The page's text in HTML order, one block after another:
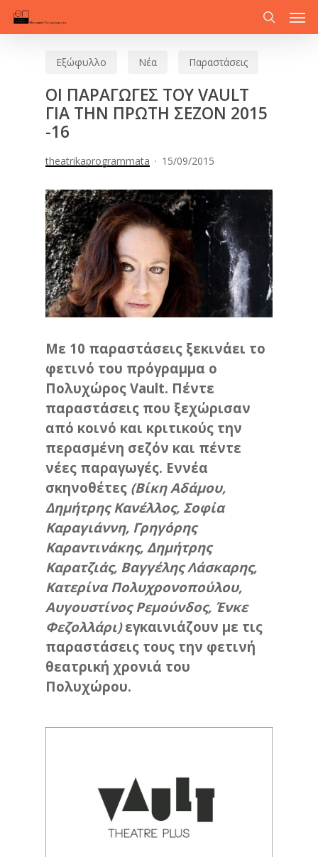
Skip
search
Εξώφυλλο Νέα Παραστάσεις
ΟΙ ΠΑΡΑΓΩΓΕΣ ΤΟΥ VAULT
ΓΙΑ ΤΗΝ ΠΡΩΤΗ ΣΕΖΟΝ 2015
-16
theatrikaprogrammata 15/09/2015
Με 10 παραστάσεις ξεκινάει το
φετινό του πρόγραμμα ο
Πολυχώρος Vault. Πέντε
παραστάσεις που ξεχώρισαν
από κοινό και κριτικούς την
περασμένη σεζόν και πέντε
νέες παραγωγές. Εννέα
σκηνοθέτες (Βίκη Αδάμου,
Δημήτρης Κανέλλος, Σοφία
Καραγιάννη, Γρηγόρης
Καραντινάκης, Δημήτρης
Καρατζιάς, Βαγγέλης Λάσκαρης,
Κατερίνα Πολυχρονοπούλου,
Αυγουστίνος Ρεμούνδος, Ένκε
Φεζολλάρι)εγκαινιάζουν με τις
παραστάσεις τους την φετινή
θεατρική χρονιά του
Πολυχώρου.